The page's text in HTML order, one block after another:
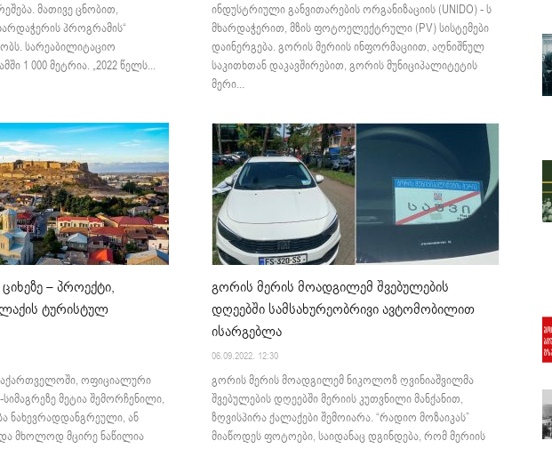
მათივე ცნობით,
პროგრამის“
სარეაბილიტაციო
1 000 მეტრია. „2022 წელს...
ინდუსტრიული განვითარების ორგანიზაციის (UNIDO) - ს
მხარდაჭერით, მზის ფოტოელექტრული (PV) სისტემები
დაინერგება. გორის მერიის ინფორმაციით, აღნიშნულ
საკითხთან დაკავშირებით, გორის მუნიციპალიტეტის
მერი...
– პროექტი,
ტურისტულ
ოფიციალური
მეტია შემორჩენილი,
ნახევრადდანგრეული, ან
მხოლოდ მცირე ნაწილია
გორის მერის მოადგილემ შვებულების
დღეებში სამსახურეობრივი ავტომობილით
ისარგებლა
06.09.2022. 12:30
გორის მერის მოადგილემ ნიკოლოზ ღვინიაშვილმა
შვებულების დღეებში მერიის კუთვნილი მანქანით,
ზღვისპირა ქალაქები შემოიარა. “რადიო მოზაიკას”
მიაწოდეს ფოტოები, საიდანაც დგინდება, რომ მერიის